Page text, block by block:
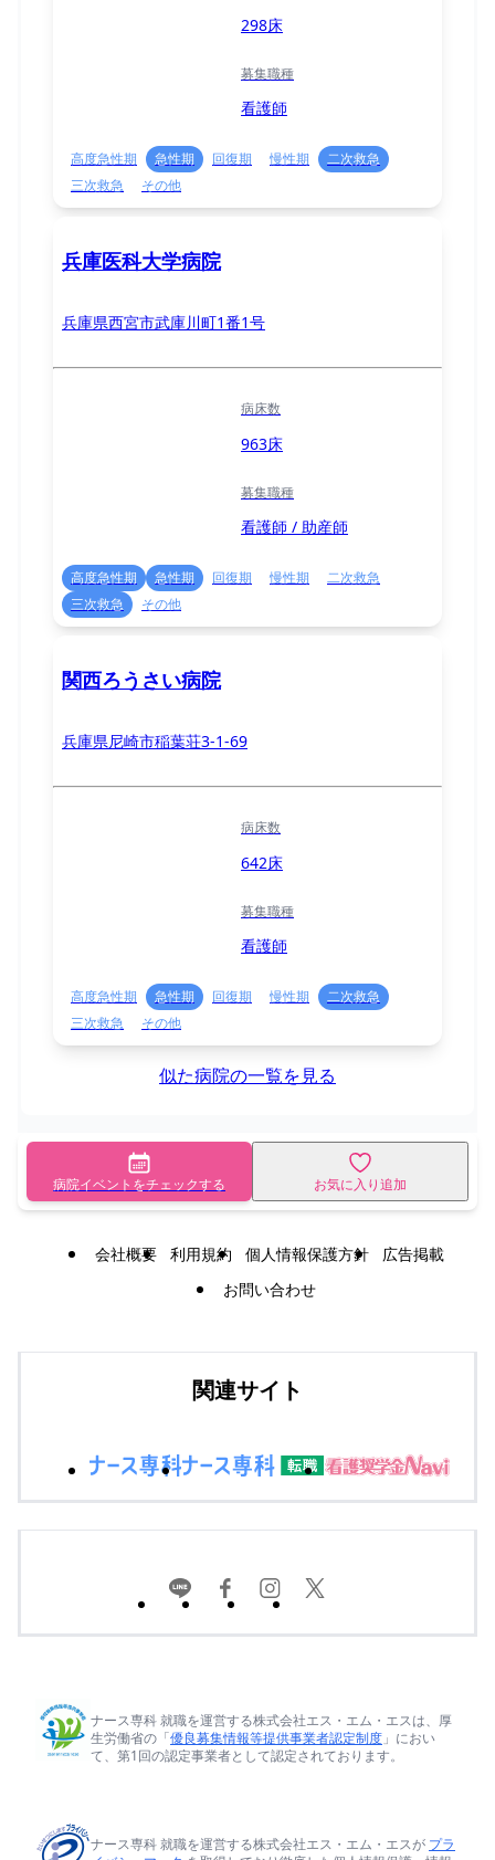
298床
募集職種
看護師
高度急性期 急性期 回復期 慢性期
二次救急
三次救急
その他
兵庫医科大学病院
兵庫県西宮市武庫川町1番1号
病床数
963床
募集職種
看護師 / 助産師
高度急性期 急性期 回復期 慢性期
二次救急
三次救急
その他
関西ろうさい病院
兵庫県尼崎市稲葉荘3-1-69
病床数
642床
募集職種
看護師
高度急性期 急性期 回復期 慢性期
二次救急
三次救急
その他
似た病院の一覧を見る
病院イベントをチェックする お気に入り追加
会社概要 利用規約 個人情報保護方針
広告掲載
お問い合わせ
関連サイト
ナース専科 就職を運営する株式会社エス・エム・エスは、厚
生労働省の「優良募集情報等提供事業者認定制度 」におい
て、第1回の認定事業者として認定されております。
ナース専科 就職を運営する株式会社エス・エム・エスが プラ